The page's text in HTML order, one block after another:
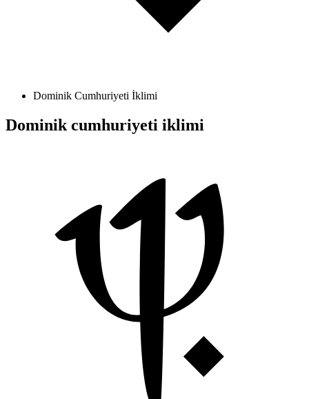
Dominik Cumhuriyeti İklimi
Dominik cumhuriyeti iklimi